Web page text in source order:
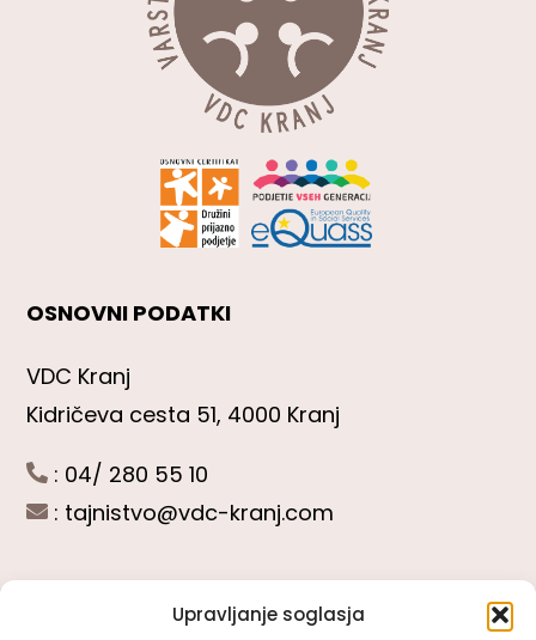
Upravljanje soglasja
OSNOVNI PODATKI
VDC Kranj
Kidričeva cesta 51, 4000 Kranj
: 04/ 280 55 10
: tajnistvo@vdc-kranj.com